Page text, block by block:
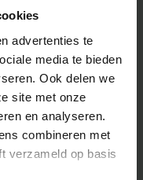
advertenties te
media te bieden
Ook delen we
site met onze
en analyseren.
combineren met
verzameld op basis